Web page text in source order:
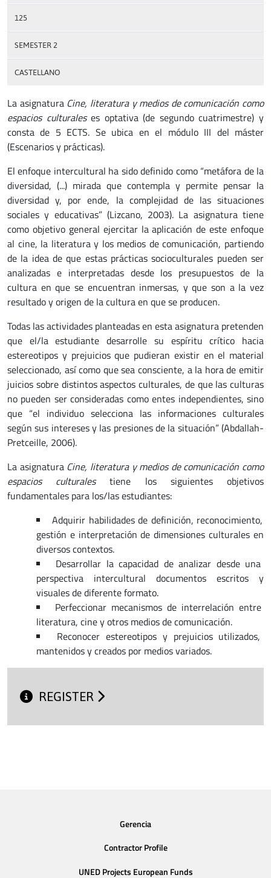
125
SEMESTER 2
CASTELLANO
La asignatura Cine, literatura y medios de comunicación como
espacios culturaleses optativa (de segundo cuatrimestre) y
consta de 5 ECTS. Se ubica en el módulo III del máster
(Escenarios y prácticas).
El enfoque intercultural ha sido definido como “metáfora de la
diversidad, (...) mirada que contempla y permite pensar la
diversidad y, por ende, la complejidad de las situaciones
sociales y educativas” (Lizcano, 2003). La asignatura tiene
como objetivo general ejercitar la aplicación de este enfoque
al cine, la literatura y los medios de comunicación, partiendo
de la idea de que estas prácticas socioculturales pueden ser
analizadas e interpretadas desde los presupuestos de la
cultura en que se encuentran inmersas, y que son a la vez
resultado y origen de la cultura en que se producen.
Todas las actividades planteadas en esta asignatura pretenden
que el/la estudiante desarrolle su espíritu crítico hacia
estereotipos y prejuicios que pudieran existir en el material
seleccionado, así como que sea consciente, a la hora de emitir
juicios sobre distintos aspectos culturales, de que las culturas
no pueden ser consideradas como entes independientes, sino
que “el individuo selecciona las informaciones culturales
según sus intereses y las presiones de la situación” (Abdallah-
Pretceille, 2006).
La asignatura Cine, literatura y medios de comunicación como
espacios culturalestiene los siguientes objetivos
fundamentales para los/las estudiantes:
Adquirir habilidades de definición, reconocimiento,
gestión e interpretación de dimensiones culturales en
diversos contextos.
Desarrollar la capacidad de analizar desde una
perspectiva intercultural documentos escritos y
visuales de diferente formato.
Perfeccionar mecanismos de interrelación entre
literatura, cine y otros medios de comunicación.
Reconocer estereotipos y prejuicios utilizados,
mantenidos y creados por medios variados.
REGISTER
Gerencia
Contractor Profile
UNED Projects European Funds